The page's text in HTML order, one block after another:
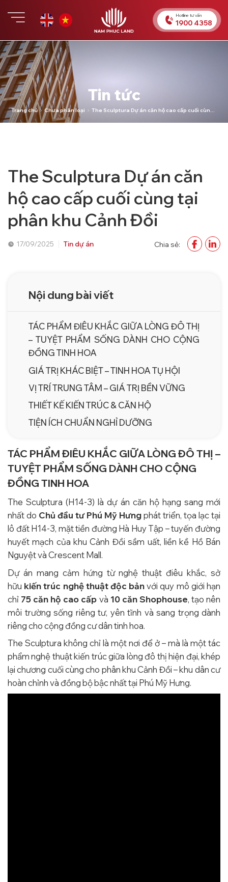
đến
Hotline tư vấn
1900 4358
Tin tức
Trang chủ Chưa phân loại
The Sculptura Dự án căn hộ cao cấp cuối cùng
The Sculptura Dự án căn
hộ cao cấp cuối cùng tại
phân khu Cảnh Đồi
17/09/2025 Tin dự án Chia sẻ:
Nội dung bài viết
TÁC PHẨM ĐIÊU KHẮC GIỮA LÒNG ĐÔ THỊ
– TUYỆT PHẨM SỐNG DÀNH CHO CỘNG
ĐỒNG TINH HOA
GIÁ TRỊ KHÁC BIỆT – TINH HOA TỤ HỘI
VỊ TRÍ TRUNG TÂM – GIÁ TRỊ BỀN VỮNG
THIẾT KẾ KIẾN TRÚC & CĂN HỘ
TIỆN ÍCH CHUẨN NGHỈ DƯỠNG
TÁC PHẨM ĐIÊU KHẮC GIỮA LÒNG ĐÔ THỊ –
TUYỆT PHẨM SỐNG DÀNH CHO CỘNG
ĐỒNG TINH HOA
The Sculptura (H14-3) là dự án căn hộ hạng sang mới
nhất do Chủ đầu tư Phú Mỹ Hưngphát triển, tọa lạc tại
lô đất H14-3, mặt tiền đường Hà Huy Tập – tuyến đường
huyết mạch của khu Cảnh Đồi sầm uất, liền kề Hồ Bán
Nguyệt và Crescent Mall.
Dự án mang cảm hứng từ nghệ thuật điêu khắc, sở
hữu kiến trúc nghệ thuật độc bảnvới quy mô giới hạn
chỉ 75 căn hộ cao cấp và 10 căn Shophouse, tạo nên
môi trường sống riêng tư, yên tĩnh và sang trọng dành
riêng cho cộng đồng cư dân tinh hoa.
The Sculptura không chỉ là một nơi để ở – mà là một tác
phẩm nghệ thuật kiến trúc giữa lòng đô thị hiện đại, khép
lại chương cuối cùng cho phân khu Cảnh Đồi – khu dân cư
hoàn chỉnh và đồng bộ bậc nhất tại Phú Mỹ Hưng.